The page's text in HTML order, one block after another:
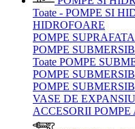
Toate - POMPE SI
HIDROFOARE
POMPE SUPRAFATA
POMPE
Toate POMPE
POMPE
POMPE
VASE DE
ACCESORII